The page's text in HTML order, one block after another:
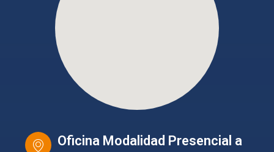
Oficina Modalidad Presencial a